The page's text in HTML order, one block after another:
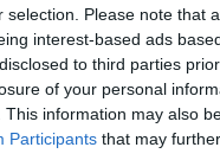
selection. Please note that
interest-based ads
to third parties
of your personal
This information may also
Participants that may
direkt auf den Screen, live
Clips, Streams und
durch endlose Seiten –